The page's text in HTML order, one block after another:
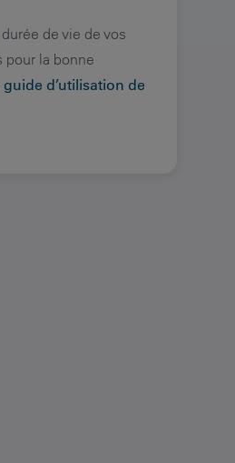
de vie de vos
pour la bonne
guide d’utilisation de